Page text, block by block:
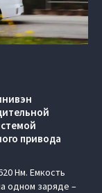
привода
Нм. Емкость
одном заряде –